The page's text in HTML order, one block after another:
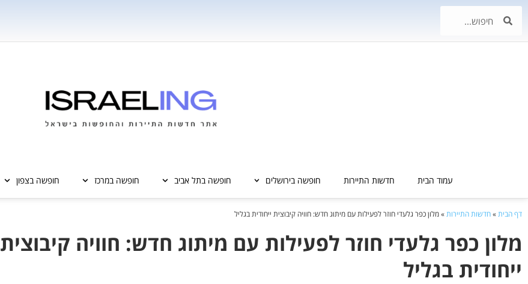
עמוד הבית חדשות התיירות חופשה בירושלים חופשה בתל אביב חופשה במרכז חופשה בצפון
דף הבית»חדשות התיירות»מלון כפר גלעדי חוזר לפעילות עם מיתוג חדש: חוויה קיבוצית ייחודית בגליל
מלון כפר גלעדי חוזר לפעילות עם מיתוג חדש: חוויה קיבוצית
ייחודית בגליל